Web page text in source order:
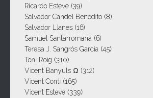
Ricardo Esteve (39)
Salvador Candel Benedito (8)
Salvador Llanes (16)
Samuel Santarromana (6)
Teresa J. Sangrós García (45)
Toni Roig (310)
Vicent Banyuls Ω (312)
Vicent Conti (165)
Vicent Esteve (339)